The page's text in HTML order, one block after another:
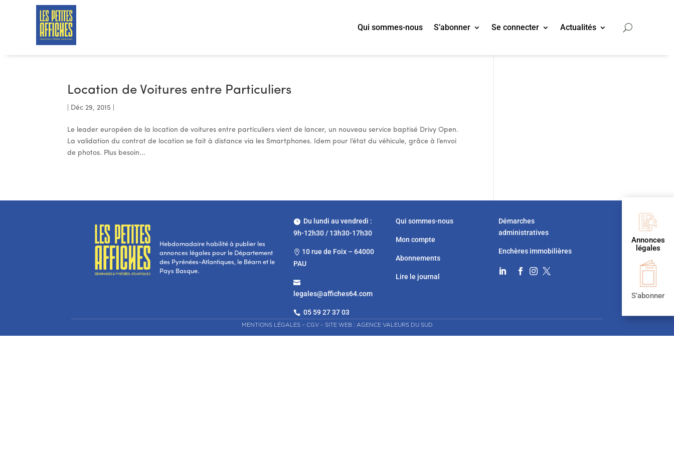
Qui sommes-nous S’abonner Se connecter Actualités
Annonces
légales
S’abonner
Location de Voitures entre Particuliers
Déc 29, 2015
Le leader européen de la location de voitures entre particuliers vient de lancer, un nouveau service baptisé Drivy Open.
La validation du contrat de location se fait à distance via les Smartphones. Idem pour l’état du véhicule, grâce à l’envoi
de photos. Plus besoin...
Hebdomadaire habilité à publier les
annonces légales pour le Département
des Pyrénées-Atlantiques, le Béarn et le
Pays Basque.
Du lundi au vendredi :
9h-12h30 / 13h30-17h30
 10 rue de Foix – 64000
PAU

legales@affiches64.com
 05 59 27 37 03
Qui sommes-nous
Mon compte
Abonnements
Lire le journal
Démarches
administratives
Enchères immobilières
   
MENTIONS LÉGALES– CGV– SITE WEB : AGENCE VALEURS DU SUD